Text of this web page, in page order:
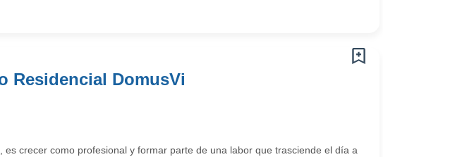
Residencial DomusVi
es crecer como profesional y formar parte de una labor que trasciende el día a